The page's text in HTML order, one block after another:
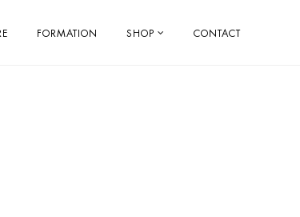
FORMATION SHOP CONTACT